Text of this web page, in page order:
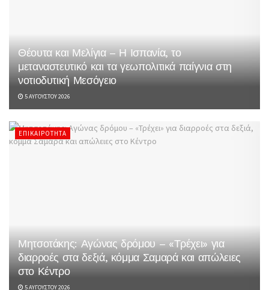
Θέουτα και Μελίγια – Η Ισπανία, το
μεταναστευτικό και τα γεωπολιτικά παίγνια στη
νοτιοδυτική Μεσόγειο
5 ΑΥΓΟΎΣΤΟΥ 2026
ΕΠΙΚΑΙΡΌΤΗΤΑ
Μητσοτάκης: Αγώνας δρόμου – «Τρέχει» για
διαρροές στα δεξιά, κόμμα Σαμαρά και απώλειες
στο Κέντρο
5 ΑΥΓΟΎΣΤΟΥ 2026